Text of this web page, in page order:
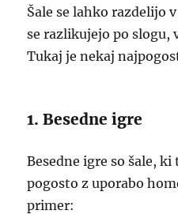
Šale se lahko razdelijo
se razlikujejo po slogu,
Tukaj je nekaj
1. Besedne igre
Besedne igre so šale,
pogosto z uporabo
primer: